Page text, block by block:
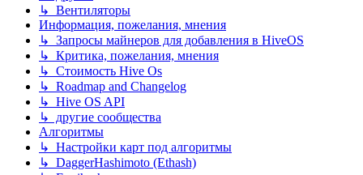
↳ Вентиляторы
Информация, пожелания, мнения
↳ Запросы майнеров для добавления в HiveOS
↳ Критика, пожелания, мнения
↳ Стоимость Hive Os
↳ Roadmap and Changelog
↳ Hive OS API
↳ другие сообщества
Алгоритмы
↳ Настройки карт под алгоритмы
↳ DaggerHashimoto (Ethash)